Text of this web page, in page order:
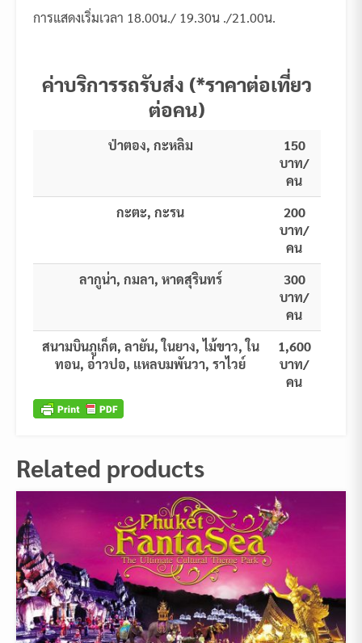
การแสดงเริ่มเวลา 18.00น./ 19.30น ./21.00น.
ค่าบริการรถรับส่ง (*ราคาต่อเที่ยว
ต่อคน)
ป่าตอง, กะหลิม
150
บาท/
คน
กะตะ, กะรน
200
บาท/
คน
ลากูน่า, กมลา, หาดสุรินทร์
300
บาท/
คน
สนามบินภูเก็ต, ลายัน, ในยาง, ไม้ขาว, ใน
ทอน, อ่าวปอ, แหลบมพันวา, ราไวย์
1,600
บาท/
คน
Related products